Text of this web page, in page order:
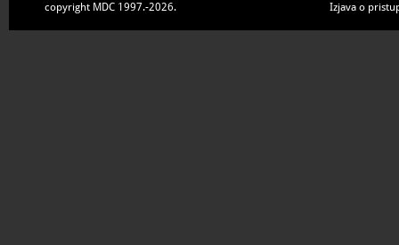
copyright MDC 1997.-2026. Izjava o